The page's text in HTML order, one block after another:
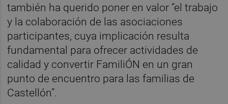
también ha querido poner en valor “el trabajo
y la colaboración de las asociaciones
participantes, cuya implicación resulta
fundamental para ofrecer actividades de
calidad y convertir FamiliÓN en un gran
punto de encuentro para las familias de
Castellón”.